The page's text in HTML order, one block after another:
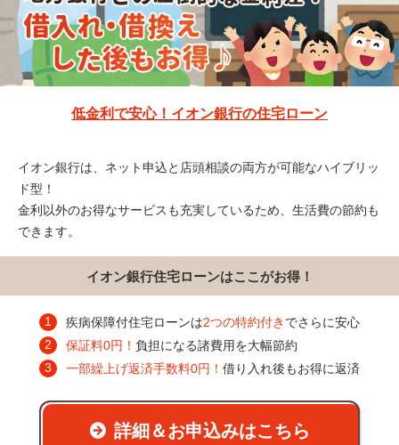
低金利で安心！イオン銀行の住宅ローン
イオン銀行は、ネット申込と店頭相談の両方が可能なハイブリッ
ド型！
金利以外のお得なサービスも充実しているため、生活費の節約も
できます。
イオン銀行住宅ローンはここがお得！
疾病保障付住宅ローンは2つの特約付き でさらに安心
保証料0円！ 負担になる諸費用を大幅節約
一部繰上げ返済手数料0円！ 借り入れ後もお得に返済
詳細＆お申込みはこちら